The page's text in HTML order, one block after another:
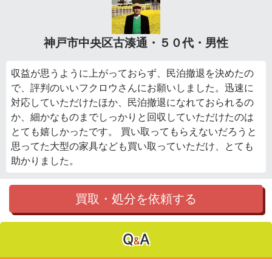
神戸市中央区古湊通・５０代・男性
収益が思うように上がっておらず、民泊撤退を決めたの
で、評判のいいフクロウさんにお願いしました。迅速に
対応していただけたほか、民泊撤退になれておられるの
か、細かなものまでしっかりと回収していただけたのは
とても嬉しかったです。 買い取ってもらえないだろうと
思ってた大型の家具なども買い取っていただけ、とても
助かりました。
買取・処分を依頼する
Q&A